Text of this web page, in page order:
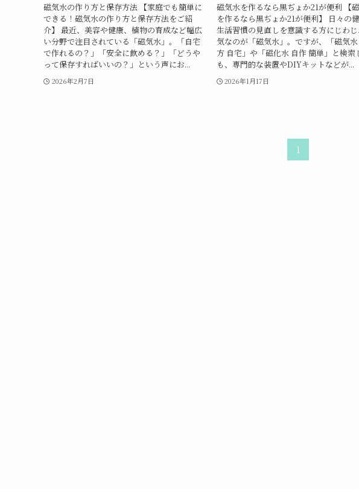
磁気水の作り方と保存方法 【家庭でも簡単に
できる！磁気水の作り方と保存方法をご紹
介】 最近、美容や健康、植物の育成など幅広
い分野で注目されている「磁気水」。「自宅
で作れるの？」「安全に飲める？」「どうや
って保存すればいいの？」という声にお...
2026年2月7日
磁気水を作るなら黒ぢょか21が便利 【
を作るなら黒ぢょか21が便利】 日々の
生活習慣の見直しを意識する方にじわじ
気なのが「磁気水」。ですが、「磁気水
方 自宅」や「磁化水 自作 簡単」と検索
も、専門的な装置やDIYキットなどが...
2026年1月17日
1